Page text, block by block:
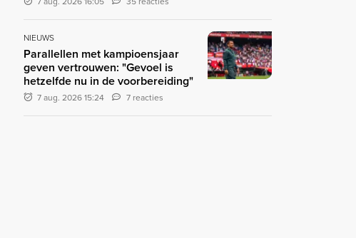
NIEUWS
Parallellen met kampioensjaar
geven vertrouwen: "Gevoel is
hetzelfde nu in de voorbereiding"
7 aug. 2026 15:24 7 reacties